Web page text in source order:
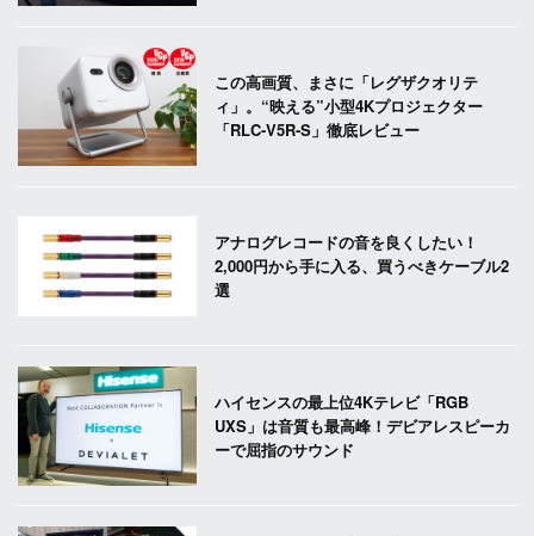
この高画質、まさに「レグザクオリテ
ィ」。“映える”小型4Kプロジェクター
「RLC-V5R-S」徹底レビュー
アナログレコードの音を良くしたい！
2,000円から手に入る、買うべきケーブル2
選
ハイセンスの最上位4Kテレビ「RGB
UXS」は音質も最高峰！デビアレスピーカ
ーで屈指のサウンド